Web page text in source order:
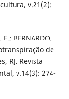
v.21(2):
F.; BERNARDO,
de
RJ. Revista
v.14(3): 274-